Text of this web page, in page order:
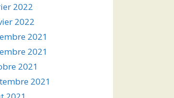
2022
2022
2021
2021
2021
2021